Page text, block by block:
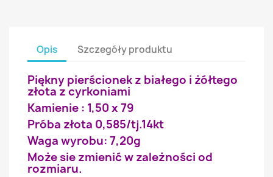
Opis Szczegóły produktu
Piękny pierścionek z białego i żółtego
złota z cyrkoniami
Kamienie : 1,50 x 79
Próba złota 0,585/tj.14kt
Waga wyrobu: 7,20g
Może sie zmienić w zależności od
rozmiaru.